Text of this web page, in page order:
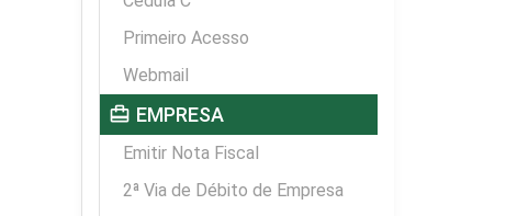
Primeiro Acesso
Webmail
card_travel EMPRESA
Emitir Nota Fiscal
2ª Via de Débito de Empresa